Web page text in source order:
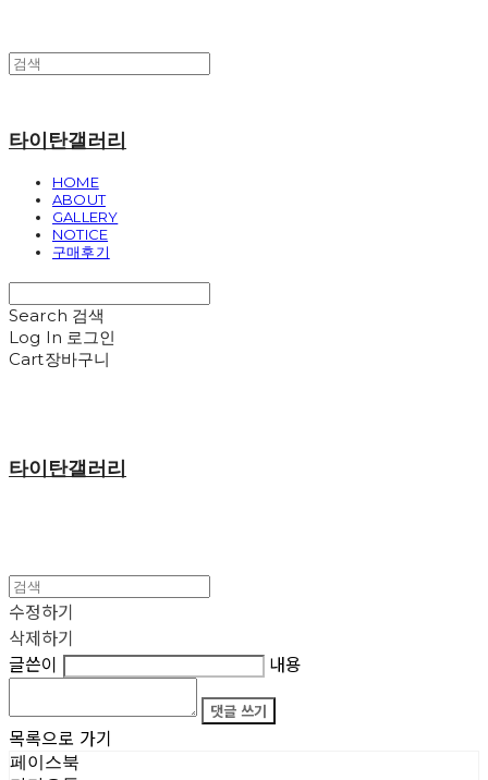
타이탄갤러리
HOME
ABOUT
GALLERY
NOTICE
구매후기
Search 검색
Log In 로그인
Cart장바구니
타이탄갤러리
수정하기
삭제하기
글쓴이
내용
댓글 쓰기
목록으로 가기
페이스북